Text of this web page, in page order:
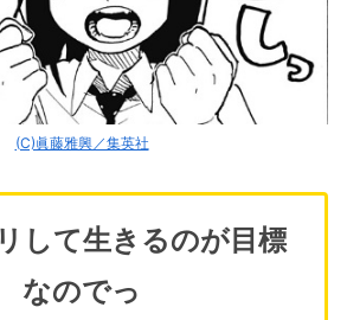
(C)眞藤雅興／集英社
して生きるのが目標
なのでっ